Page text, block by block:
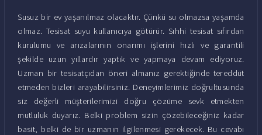
Susuz bir ev yaşanılmaz olacaktır. Çünkü su olmazsa yaşamda
olmaz. Tesisat suyu kullanıcıya götürür. Sıhhi tesisat sıfırdan
kurulumu ve arızalarının onarımı işlerini hızlı ve garantili
şekilde uzun yıllardır yaptık ve yapmaya devam ediyoruz.
Uzman bir tesisatçıdan öneri almanız gerektiğinde tereddüt
etmeden bizleri arayabilirsiniz. Deneyimlerimiz doğrultusunda
siz değerli müşterilerimizi doğru çözüme sevk etmekten
mutluluk duyarız. Belki problem sizin çözebileceğiniz kadar
basit, belki de bir uzmanın ilgilenmesi gerekecek. Bu cevabı